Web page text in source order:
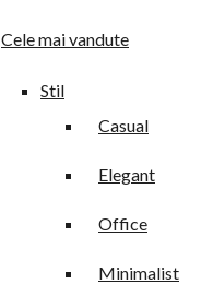
Cele mai vandute
Stil
Casual
Elegant
Office
Minimalist